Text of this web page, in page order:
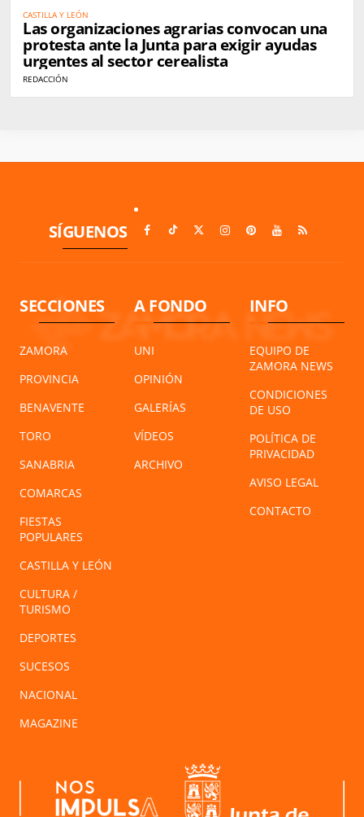
CASTILLA Y LEÓN
Las organizaciones agrarias convocan una
protesta ante la Junta para exigir ayudas
urgentes al sector cerealista
REDACCIÓN
SÍGUENOS
SECCIONES
ZAMORA
PROVINCIA
BENAVENTE
TORO
SANABRIA
COMARCAS
FIESTAS
POPULARES
CASTILLA Y LEÓN
CULTURA /
TURISMO
DEPORTES
SUCESOS
NACIONAL
MAGAZINE
A FONDO
UNI
OPINIÓN
GALERÍAS
VÍDEOS
ARCHIVO
INFO
EQUIPO DE
ZAMORA NEWS
CONDICIONES
DE USO
POLÍTICA DE
PRIVACIDAD
AVISO LEGAL
CONTACTO